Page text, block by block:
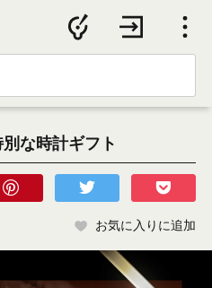
な時計ギフト
お気に入りに追加